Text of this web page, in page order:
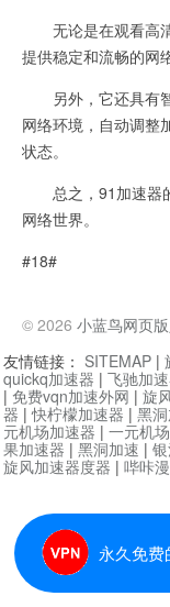
无论是在观看高清
提供稳定和流畅的网
另外，它还具有智
网络环境，自动调整
状态。
总之，91加速器的
网络世界。
#18#
© 2026 小蓝鸟网页
永久免
友情链接： SITEMAP |
quickq加速器 | 飞驰加
| 免费vqn加速外网 | 旋
器 |快柠檬加速器 | 黑
元机场加速器 | 一元机场
果加速器 | 黑洞加速 |
旋风加速器度器 | 哔咔